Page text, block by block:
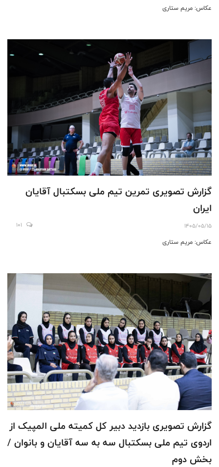
عکاس: مریم ستاری
گزارش تصویری تمرین تیم ملی بسکتبال آقایان
ایران
1405/05/15
101
عکاس: مریم ستاری
گزارش تصویری بازدید دبیر کل کمیته ملی المپیک از
اردوی تیم ملی بسکتبال سه به سه آقایان و بانوان /
بخش دوم